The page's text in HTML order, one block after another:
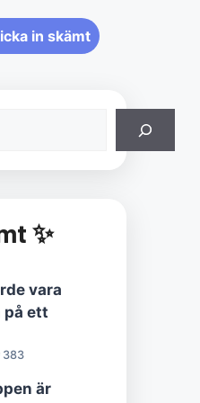
in skämt
✨
vara
på ett
383
är